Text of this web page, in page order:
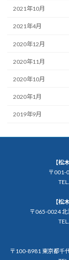
2021年10月
2021年4月
2020年12月
2020年11月
2020年10月
2020年1月
2019年9月
【松
〒001-
【松
〒065-0024
〒100-8981 東京都